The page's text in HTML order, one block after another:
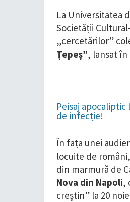
La Universitatea
Societății
„cercetărilor”
Țepeș”, lansat în
Peisaj
de infecție!
În fața unei
locuite de români,
din marmură de
Nova din Napoli,
creștin” la 20